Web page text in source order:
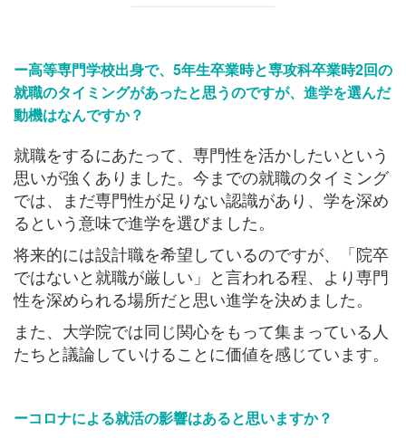
ー高等専門学校出身で、5年生卒業時と専攻科卒業時2回の
就職のタイミングがあったと思うのですが、進学を選んだ
動機はなんですか？
就職をするにあたって、専門性を活かしたいという
思いが強くありました。今までの就職のタイミング
では、まだ専門性が足りない認識があり、学を深め
るという意味で進学を選びました。
将来的には設計職を希望しているのですが、「院卒
ではないと就職が厳しい」と言われる程、より専門
性を深められる場所だと思い進学を決めました。
また、大学院では同じ関心をもって集まっている人
たちと議論していけることに価値を感じています。
ーコロナによる就活の影響はあると思いますか？